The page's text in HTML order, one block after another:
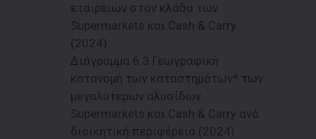
εταιρειών στον κλάδο των
Supermarkets και Cash & Carry
(2024)
Διάγραμμα 6.3 Γεωγραφική
κατανομή των καταστημάτων* των
μεγαλύτερων αλυσίδων
Supermarkets και Cash & Carry ανά
διοικητική περιφέρεια (2024)